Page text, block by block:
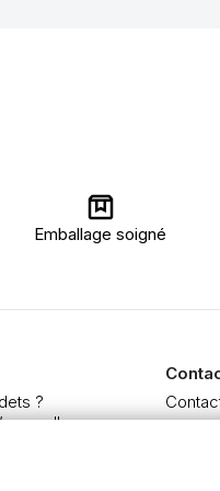
Emballage soigné
?
à l'huile et acrylique